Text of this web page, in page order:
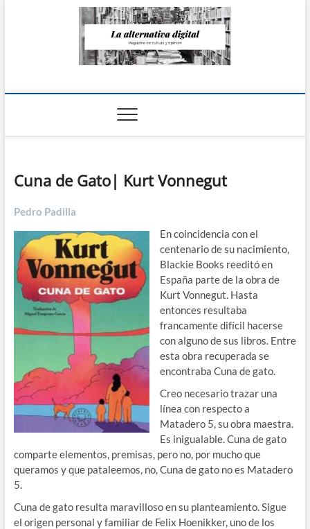
La Alternativa
Cuna de Gato| Kurt Vonnegut
Pedro Padilla
En coincidencia con el
centenario de su nacimiento,
Blackie Books reeditó en
España parte de la obra de
Kurt Vonnegut. Hasta
entonces resultaba
francamente difícil hacerse
con alguno de sus libros. Entre
esta obra recuperada se
encontraba Cuna de gato.
Creo necesario trazar una
línea con respecto a
Matadero 5, su obra maestra.
Es inigualable. Cuna de gato
comparte elementos, premisas, pero no, por mucho que
queramos y que pataleemos, no, Cuna de gato no es Matadero
5.
Cuna de gato resulta maravilloso en su planteamiento. Sigue
el origen personal y familiar de Felix Hoenikker, uno de los